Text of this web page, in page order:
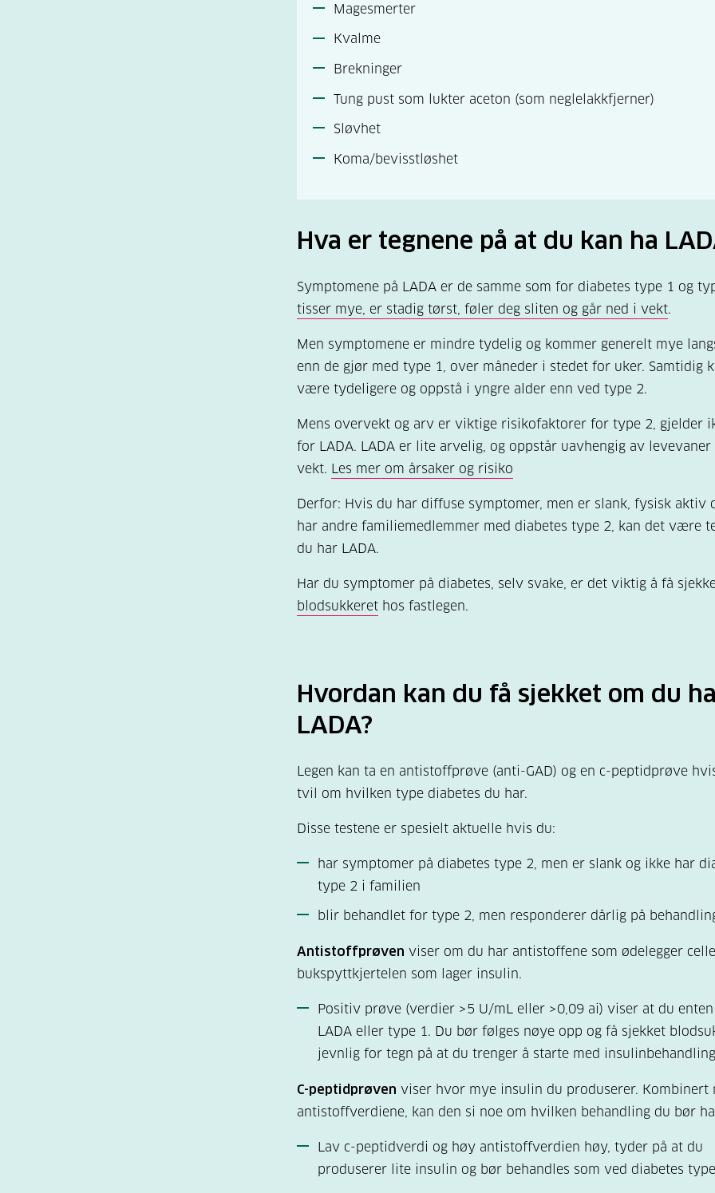
Magesmerter
Kvalme
Brekninger
Tung pust som lukter aceton (som neglelakkfjerner)
Sløvhet
Koma/bevisstløshet
Hva er tegnene på at du kan ha
Symptomene på LADA er de samme som for diabetes type 1 og
tisser mye, er stadig tørst, føler deg sliten og går ned i vekt.
Men symptomene er mindre tydelig og kommer generelt mye
enn de gjør med type 1, over måneder i stedet for uker. Samtidig
være tydeligere og oppstå i yngre alder enn ved type 2.
Mens overvekt og arv er viktige risikofaktorer for type 2, gjelder
for LADA. LADA er lite arvelig, og oppstår uavhengig av
vekt. Les mer om årsaker og risiko
Derfor: Hvis du har diffuse symptomer, men er slank, fysisk aktiv
har andre familiemedlemmer med diabetes type 2, kan det være
du har LADA.
Har du symptomer på diabetes, selv svake, er det viktig å få
blodsukkeret hos fastlegen.
Hvordan kan du få sjekket om du
LADA?
Legen kan ta en antistoffprøve (anti-GAD) og en c-peptidprøve
tvil om hvilken type diabetes du har.
Disse testene er spesielt aktuelle hvis du:
har symptomer på diabetes type 2, men er slank og ikke har
type 2 i familien
blir behandlet for type 2, men responderer dårlig på
Antistoffprøven viser om du har antistoffene som ødelegger
bukspyttkjertelen som lager insulin.
Positiv prøve (verdier >5 U/mL eller >0,09 ai) viser at du
LADA eller type 1. Du bør følges nøye opp og få sjekket
jevnlig for tegn på at du trenger å starte med
C-peptidprøven viser hvor mye insulin du produserer. Kombinert
antistoffverdiene, kan den si noe om hvilken behandling du bør
Lav c-peptidverdi og høy antistoffverdien høy, tyder på at du
produserer lite insulin og bør behandles som ved diabetes